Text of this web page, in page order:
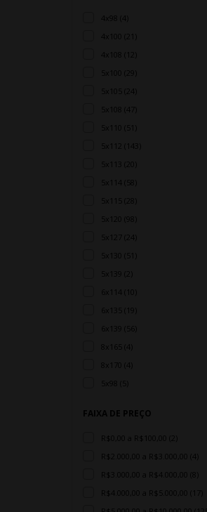
4x98 (4)
4x100 (21)
4x108 (12)
5x100 (29)
5x105 (24)
5x108 (47)
5x110 (51)
5x112 (143)
5x113 (20)
5x114 (58)
5x115 (28)
5x120 (98)
5x127 (24)
5x130 (51)
5x139 (2)
6x114 (10)
6x135 (19)
6x139 (56)
8x165 (4)
8x170 (4)
FAIXA DE PREÇO
R$0,00 a R$100,00 (2)
R$2.000,00 a R$3.000,00 (4)
R$3.000,00 a R$4.000,00 (8)
R$4.000,00 a R$5.000,00 (17)